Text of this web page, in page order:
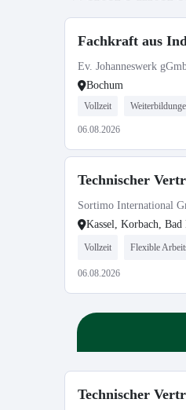
Fachkraft aus
Ev. Johanneswerk
Bochum
Vollzeit
06.08.2026
Technischer
Sortimo International
Kassel, Korbach,
Vollzeit Flexible
06.08.2026
Technischer